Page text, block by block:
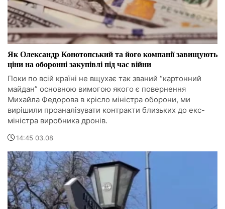
Як Олександр Конотопський та його компанії завищують
ціни на оборонні закупівлі під час війни
Поки по всій країні не вщухає так званий “картонний
майдан” основною вимогою якого є повернення
Михайла Федорова в крісло міністра оборони, ми
вирішили проаналізувати контракти близьких до екс-
міністра виробника дронів.
14:45 03.08